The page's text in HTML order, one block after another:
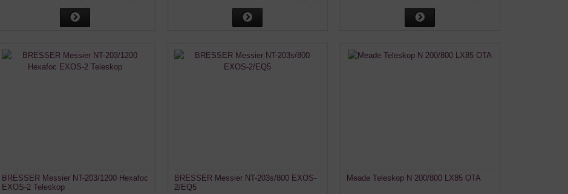
BRESSER Messier NT-203/1200 Hexafoc
EXOS-2 Teleskop
BRESSER Messier NT-203s/800 EXOS-
2/EQ5
Meade Teleskop N 200/800 LX85 OTA